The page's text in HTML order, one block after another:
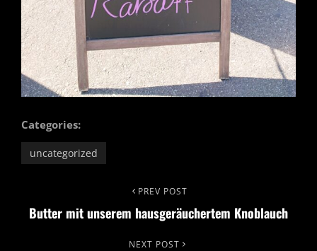
Categories:
uncategorized
Navigation
Post
PREV POST
Butter mit unserem hausgeräuchertem Knoblauch
NEXT POST